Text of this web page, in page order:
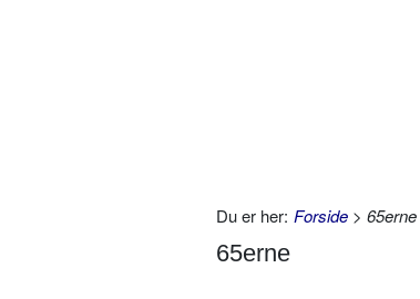
Du er her: Forside > 65erne
65erne